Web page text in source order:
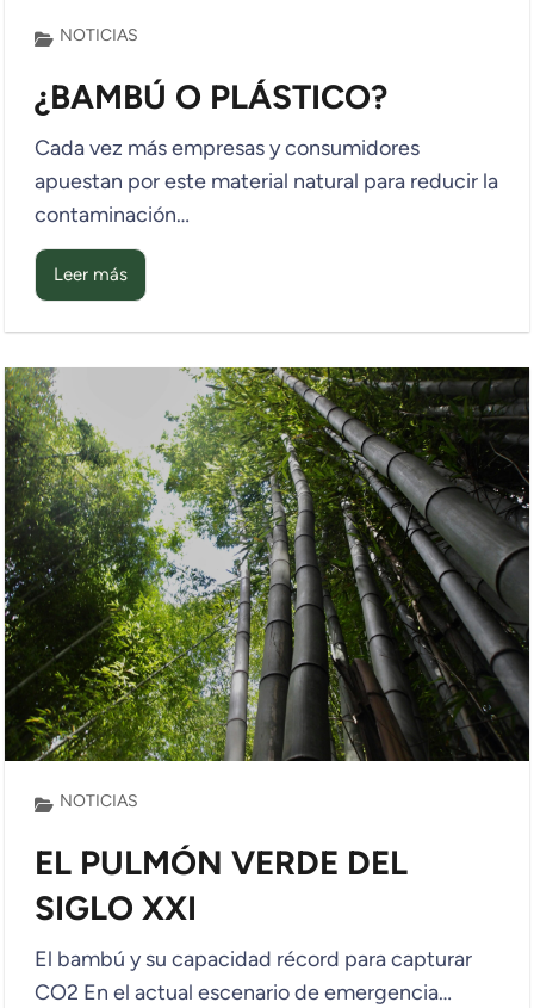
NOTICIAS
¿BAMBÚ O PLÁSTICO?
Cada vez más empresas y consumidores
apuestan por este material natural para reducir la
contaminación…
Leer más
NOTICIAS
EL PULMÓN VERDE DEL
SIGLO XXI
El bambú y su capacidad récord para capturar
CO2 En el actual escenario de emergencia…